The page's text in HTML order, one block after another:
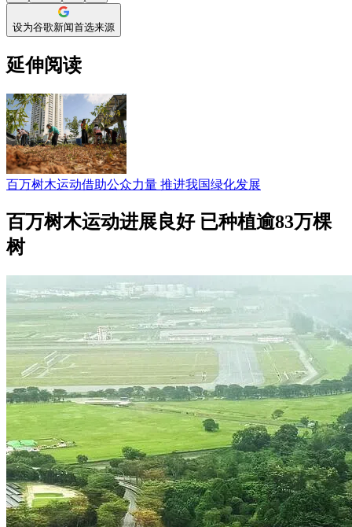
设为谷歌新闻首选来源
延伸阅读
百万树木运动借助公众力量 推进我国绿化发展
百万树木运动进展良好 已种植逾83万棵
树